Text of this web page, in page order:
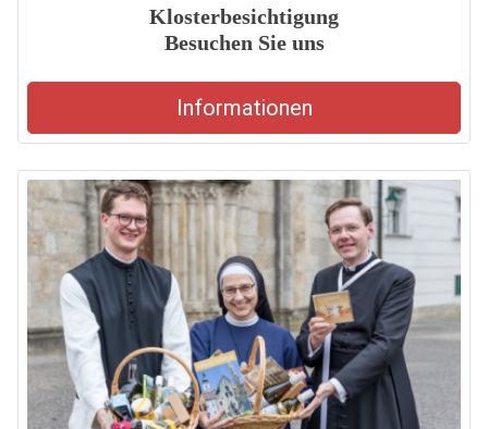
Klosterbesichtigung
Besuchen Sie uns
Informationen